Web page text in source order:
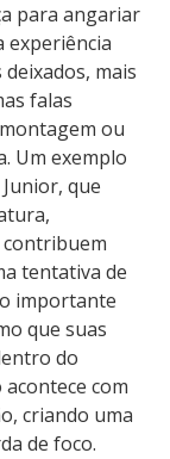
para angariar
experiência
mais
falas
ou
Um exemplo
que
contribuem
tentativa de
importante
que suas
do
com
criando uma
de foco.